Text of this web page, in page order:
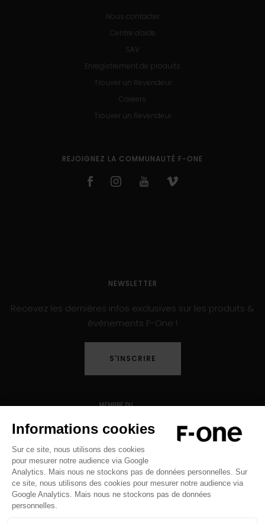
Nous contacter
Centre d'aide
SAV
Enregistrement de produits
Trouver un Revendeur
Careers
Trouver un Revendeur
REJOIGNEZ LA COMMUNAUTÉ F-ONE
NEWSLETTER
Recevez les dernières infos exclusives sur les produits &
évènements F-One !
S'INSCRIRE